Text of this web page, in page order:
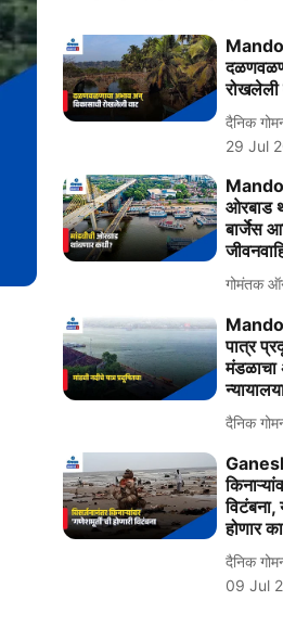
रोखलेली
दैनिक
29 Jul
ओरबाड
बार्जेस
गोमंतक
पात्र
दैनिक
विटंबना,
होणार
दैनिक
09 Jul